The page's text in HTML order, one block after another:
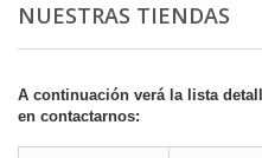
NUESTRAS TIENDAS
A continuación verá la lista
en contactarnos: